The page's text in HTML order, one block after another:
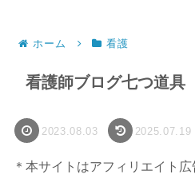
ホーム 看護
看護師ブログ七つ道具
2023.08.03 2025.07.19
＊本サイトはアフィリエイト広